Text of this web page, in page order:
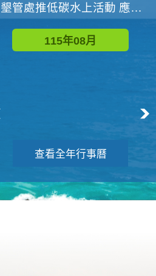
墾管處推低碳水上活動 應屆畢業生限額免費參加
115年08月
查看全年行事曆